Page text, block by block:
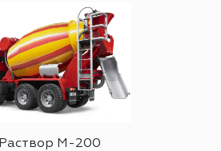
Раствор М-200